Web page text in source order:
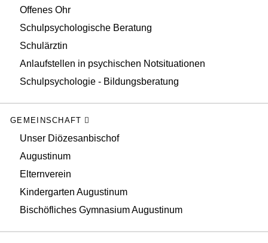
Offenes Ohr
Schulpsychologische Beratung
Schulärztin
Anlaufstellen in psychischen Notsituationen
Schulpsychologie - Bildungsberatung
GEMEINSCHAFT
Unser Diözesanbischof
Augustinum
Elternverein
Kindergarten Augustinum
Bischöfliches Gymnasium Augustinum